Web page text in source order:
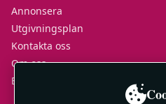
Annonsera
Utgivningsplan
Kontakta oss
Om oss
E-tidningar